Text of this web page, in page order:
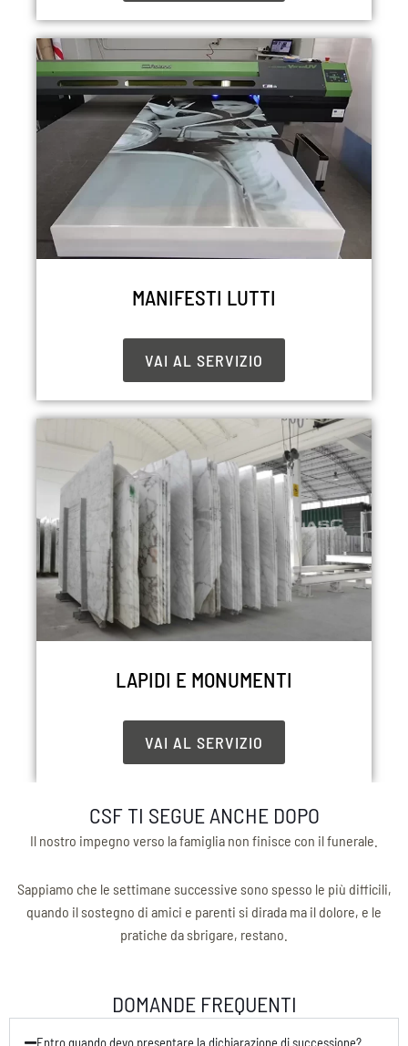
MANIFESTI LUTTI
VAI AL SERVIZIO
LAPIDI E MONUMENTI
VAI AL SERVIZIO
CSF TI SEGUE ANCHE DOPO
Il nostro impegno verso la famiglia non finisce con il funerale.
Sappiamo che le settimane successive sono spesso le più difficili,
quando il sostegno di amici e parenti si dirada ma il dolore, e le
pratiche da sbrigare, restano.
DOMANDE FREQUENTI